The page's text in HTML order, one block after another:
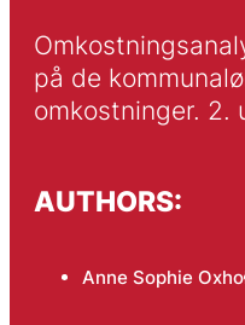
på de
omkostninger. 2.
AUTHORS:
Anne Sophie